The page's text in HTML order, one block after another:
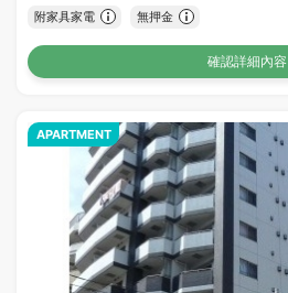
附家具家電 無押金
確認詳細內容
APARTMENT